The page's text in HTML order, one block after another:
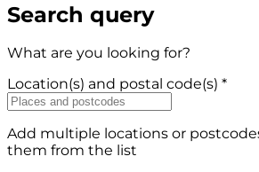
Search query
What are you looking for?
Location(s) and postal code(s) *
Add multiple locations or
them from the list